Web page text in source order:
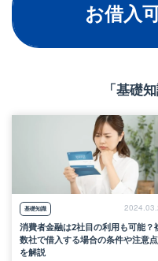
お借入
※18～
ご年収
「基礎
基礎知識
消費者金融は2社目の利用も可能？
数社で借入する場合の条件や注意点
を解説